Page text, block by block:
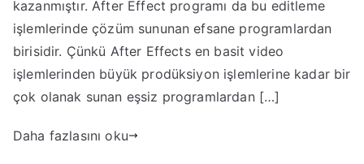
kazanmıştır. After Effect programı da bu editleme
işlemlerinde çözüm sununan efsane programlardan
birisidir. Çünkü After Effects en basit video
işlemlerinden büyük prodüksiyon işlemlerine kadar bir
çok olanak sunan eşsiz programlardan […]
Daha fazlasını oku